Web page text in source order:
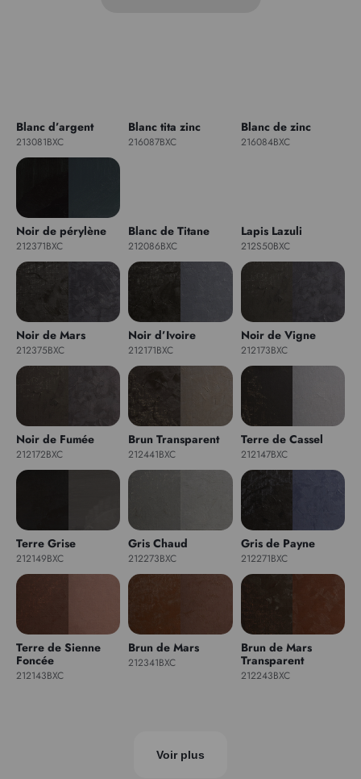
Blanc d’argent
213081BXC
Blanc tita zinc
216087BXC
Blanc de zinc
216084BXC
Noir de pérylène
212371BXC
Blanc de Titane
212086BXC
Lapis Lazuli
212S50BXC
Noir de Mars
212375BXC
Noir d’Ivoire
212171BXC
Noir de Vigne
212173BXC
Noir de Fumée
212172BXC
Brun Transparent
212441BXC
Terre de Cassel
212147BXC
Terre Grise
212149BXC
Gris Chaud
212273BXC
Gris de Payne
212271BXC
Terre de Sienne
Foncée
212143BXC
Brun de Mars
212341BXC
Brun de Mars
Transparent
212243BXC
Voir plus